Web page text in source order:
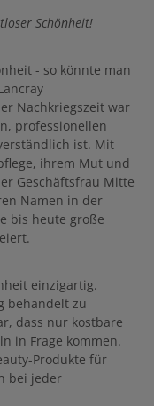
Schönheit!
- so könnte man
Nachkriegszeit war
professionellen
ist. Mit
ihrem Mut und
Geschäftsfrau Mitte
Namen in der
bis heute große
einzigartig.
behandelt zu
dass nur kostbare
in Frage kommen.
Produkte für
bei jeder